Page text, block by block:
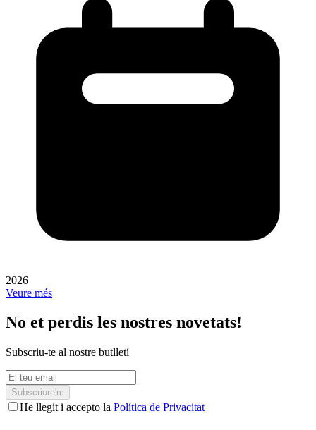
2026
Veure més
No et perdis les nostres novetats!
Subscriu-te al nostre butlletí
Subscriure'm
He llegit i accepto la Política de Privacitat